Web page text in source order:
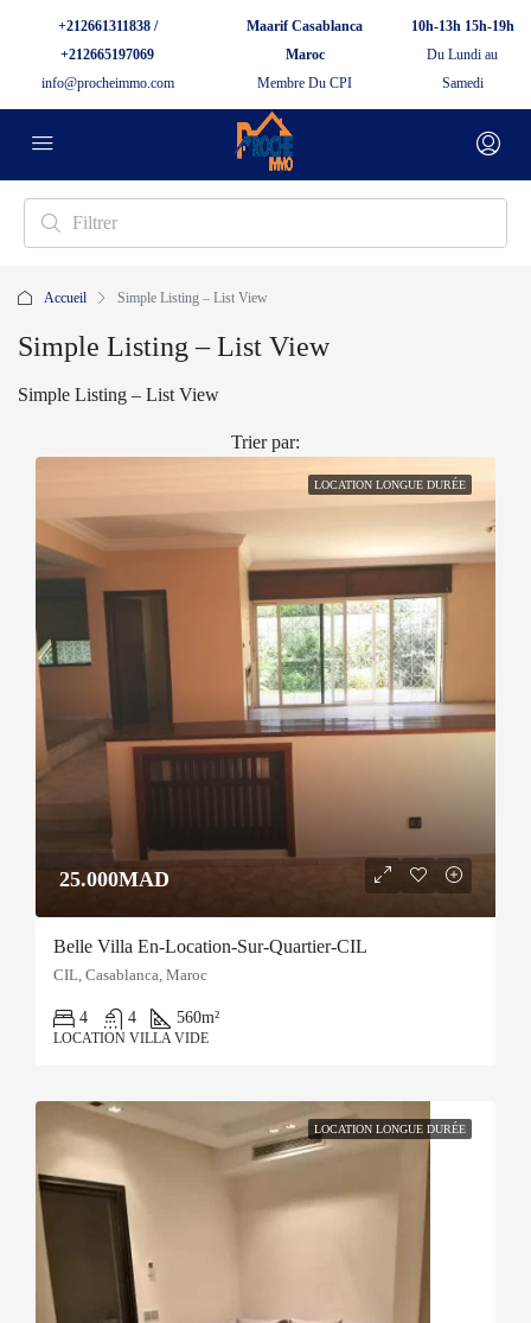
+212661311838 /
+212665197069
info@procheimmo.com
Maarif Casablanca
Maroc
Membre Du CPI
10h-13h 15h-19h
Du Lundi au
Samedi
Accueil Simple Listing – List View
Simple Listing – List View
Simple Listing – List View
Trier par:
LOCATION LONGUE DURÉE
25.000MAD
Belle Villa En-Location-Sur-Quartier-CIL
CIL, Casablanca, Maroc
4 4 560m²
LOCATION VILLA VIDE
LOCATION LONGUE DURÉE